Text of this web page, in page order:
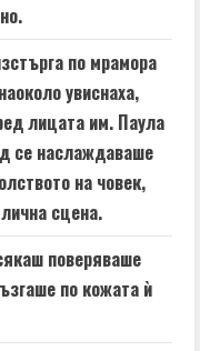
по мрамора
увиснаха,
лицата им. Паула
се наслаждаваше
на човек,
сцена.
поверяваше
по кожата ѝ